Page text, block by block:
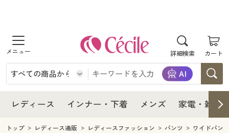
詳細検索 カート
商品を探す
レディース
レディースファッション
インナー・下着
インナー・下着通販すべて
メンズ
レディース インナー・下着 メンズ 家電・雑貨
レディース
レディース通販すべて
レディースファッション
インナー・下着
インナー・下着通販すべて
メンズ
トップ レディース通販 レディースファッション パンツ ワイドパン